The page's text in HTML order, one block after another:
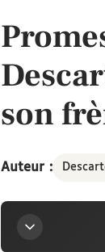
son
Roi au
biens
Auteur :